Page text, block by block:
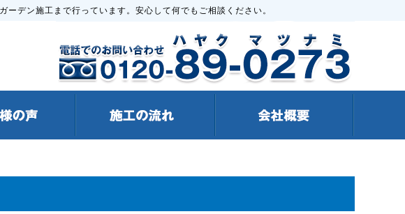
デン施工まで行っています。安心して何でもご相談ください。